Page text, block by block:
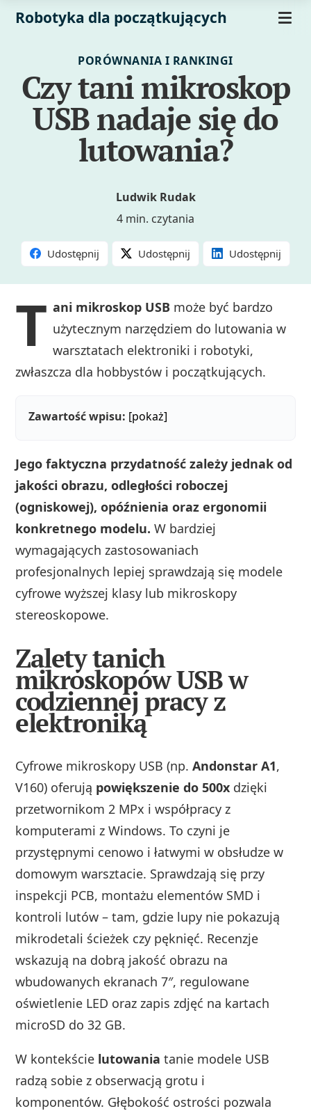
Robotyka dla początkujących
PORÓWNANIA I RANKINGI
Czy tani mikroskop
USB nadaje się do
lutowania?
Ludwik Rudak
4 min. czytania
Udostępnij Udostępnij Udostępnij
T ani mikroskop USB może być bardzo
użytecznym narzędziem do lutowania w
warsztatach elektroniki i robotyki,
zwłaszcza dla hobbystów i początkujących.
Zawartość wpisu: [pokaż]
Jego faktyczna przydatność zależy jednak od
jakości obrazu, odległości roboczej
(ogniskowej), opóźnienia oraz ergonomii
konkretnego modelu. W bardziej
wymagających zastosowaniach
profesjonalnych lepiej sprawdzają się modele
cyfrowe wyższej klasy lub mikroskopy
stereoskopowe.
Zalety tanich
mikroskopów USB w
codziennej pracy z
elektroniką
Cyfrowe mikroskopy USB (np.Andonstar A1,
V160) oferują powiększenie do 500x dzięki
przetwornikom 2 MPx i współpracy z
komputerami z Windows. To czyni je
przystępnymi cenowo i łatwymi w obsłudze w
domowym warsztacie. Sprawdzają się przy
inspekcji PCB, montażu elementów SMD i
kontroli lutów – tam, gdzie lupy nie pokazują
mikrodetali ścieżek czy pęknięć. Recenzje
wskazują na dobrą jakość obrazu na
wbudowanych ekranach 7″, regulowane
oświetlenie LED oraz zapis zdjęć na kartach
microSD do 32 GB.
W kontekście lutowania tanie modele USB
radzą sobie z obserwacją grotu i
komponentów. Głębokość ostrości pozwala